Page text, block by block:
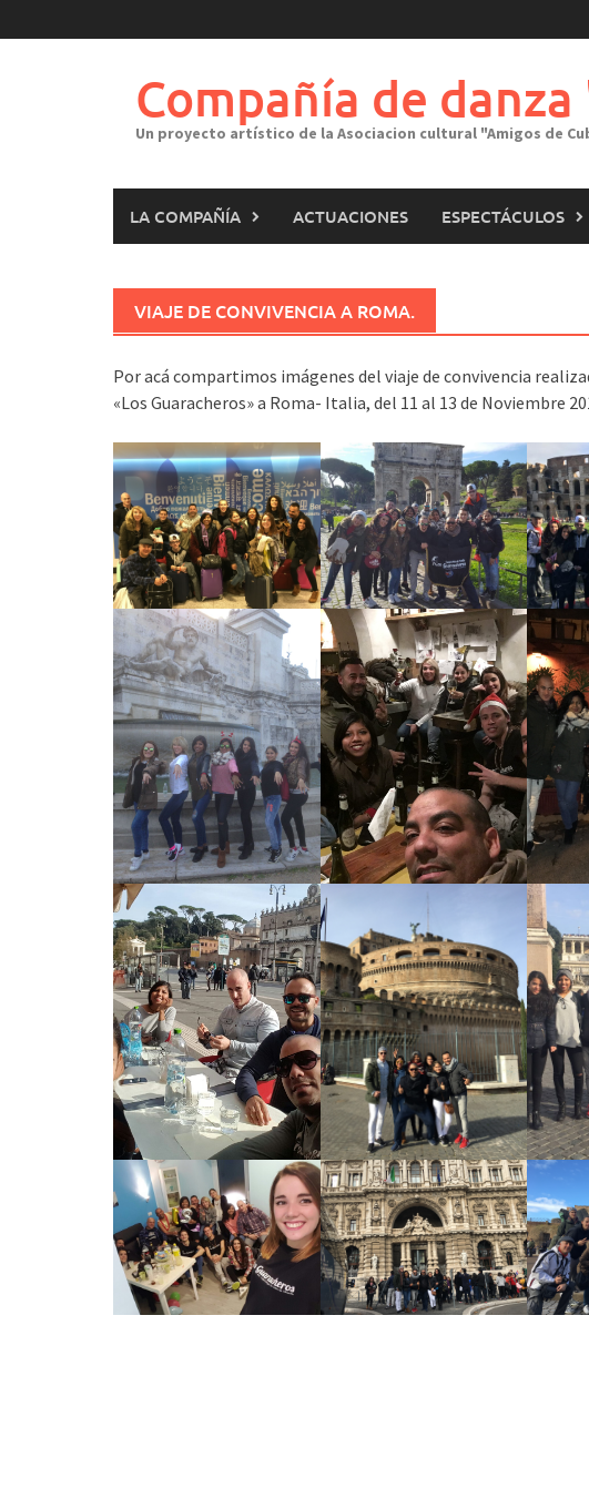
al
Compañía de
Un proyecto artístico de la Asociacion cultural "Amigos de
LA COMPAÑÍA ACTUACIONES ESPECTÁCULOS
VIAJE DE CONVIVENCIA A ROMA.
Por acá compartimos imágenes del viaje de convivencia
«Los Guaracheros» a Roma- Italia, del 11 al 13 de Noviembre